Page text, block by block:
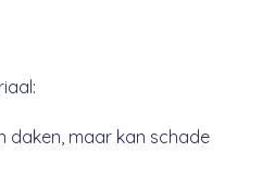
maar kan schade